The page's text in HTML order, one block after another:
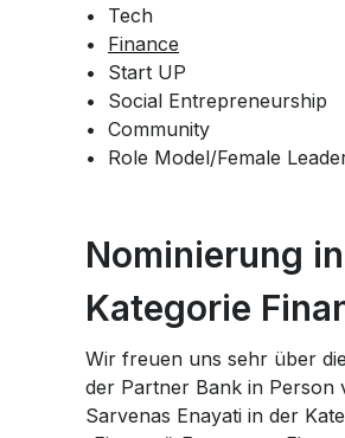
• Tech
• Finance
• Start UP
• Social Entrepreneurship
• Community
• Role Model/Female
Nominierung
Kategorie
Wir freuen uns sehr über
der Partner Bank in Person
Sarvenas Enayati in der